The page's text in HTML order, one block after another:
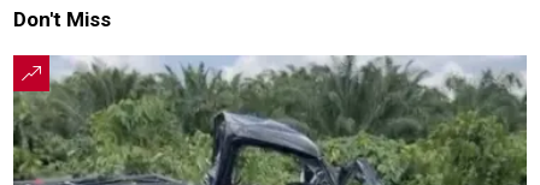
Don't Miss